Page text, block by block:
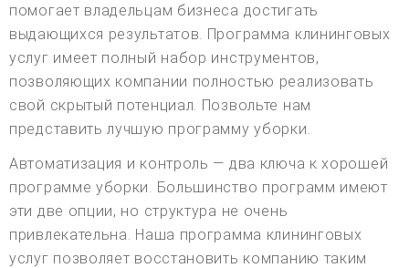
помогает владельцам бизнеса достигать
выдающихся результатов. Программа клининговых
услуг имеет полный набор инструментов,
позволяющих компании полностью реализовать
свой скрытый потенциал. Позвольте нам
представить лучшую программу уборки.
Автоматизация и контроль — два ключа к хорошей
программе уборки. Большинство программ имеют
эти две опции, но структура не очень
привлекательна. Наша программа клининговых
услуг позволяет восстановить компанию таким